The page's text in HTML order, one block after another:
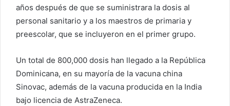
años después de que se suministrara la dosis al
personal sanitario y a los maestros de primaria y
preescolar, que se incluyeron en el primer grupo.
Un total de 800,000 dosis han llegado a la República
Dominicana, en su mayoría de la vacuna china
Sinovac, además de la vacuna producida en la India
bajo licencia de AstraZeneca.